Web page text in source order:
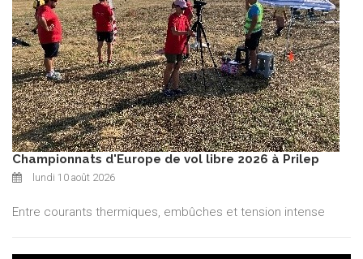
Championnats d'Europe de vol libre 2026 à Prilep
lundi 10 août 2026
Entre courants thermiques, embûches et tension intense